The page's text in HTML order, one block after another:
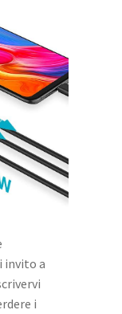
invito a
i